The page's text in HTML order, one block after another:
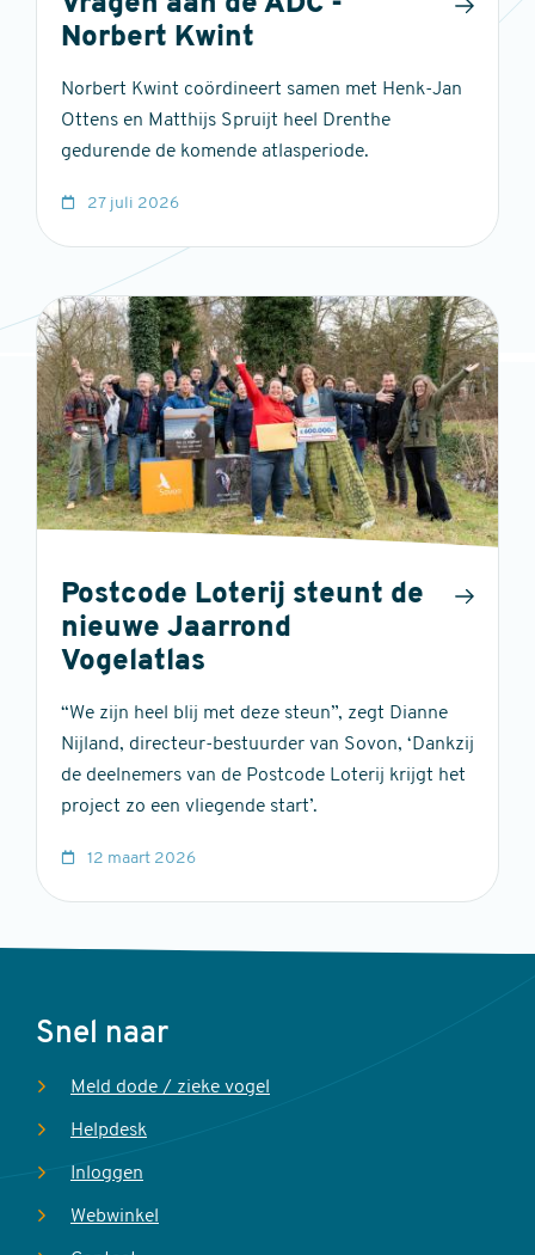
Norbert Kwint
Norbert Kwint coördineert samen met Henk-Jan
Ottens en Matthijs Spruijt heel Drenthe
gedurende de komende atlasperiode.
27 juli 2026
Postcode Loterij steunt de
nieuwe Jaarrond
Vogelatlas
“We zijn heel blij met deze steun”, zegt Dianne
Nijland, directeur-bestuurder van Sovon, ‘Dankzij
de deelnemers van de Postcode Loterij krijgt het
project zo een vliegende start’.
12 maart 2026
Voet
Snel naar
Meld dode / zieke vogel
Helpdesk
Inloggen
Webwinkel